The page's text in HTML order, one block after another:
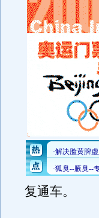
复通车。